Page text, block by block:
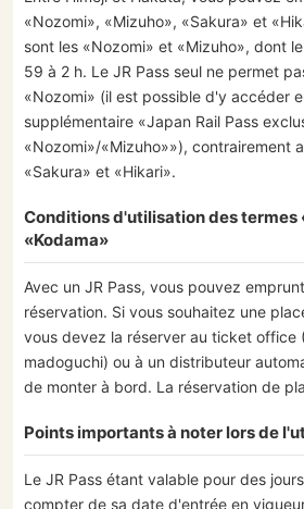
«Nozomi», «Mizuho», «Sakura» et
sont les «Nozomi» et «Mizuho», dont
59 à 2 h. Le JR Pass seul ne permet
«Nozomi» (il est possible d'y accéder
supplémentaire «Japan Rail Pass
«Nozomi»/«Mizuho»»), contrairement
«Sakura» et «Hikari».
Conditions d'utilisation des termes
«Kodama»
Avec un JR Pass, vous pouvez
réservation. Si vous souhaitez une
vous devez la réserver au ticket office
madoguchi) ou à un distributeur
de monter à bord. La réservation de
Points importants à noter lors de
Le JR Pass étant valable pour des
compter de sa date d'entrée en